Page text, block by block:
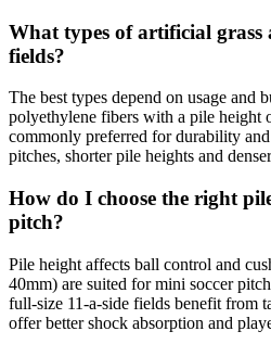
What types of artificial grass
fields?
The best types depend on usage and
polyethylene fibers with a pile height
commonly preferred for durability
pitches, shorter pile heights and
How do I choose the right
pitch?
Pile height affects ball control and
40mm) are suited for mini soccer
full-size 11-a-side fields benefit from
offer better shock absorption and